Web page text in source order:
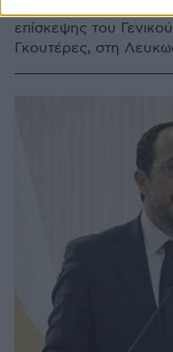
επίσκεψης του
Γκουτέρες, στη